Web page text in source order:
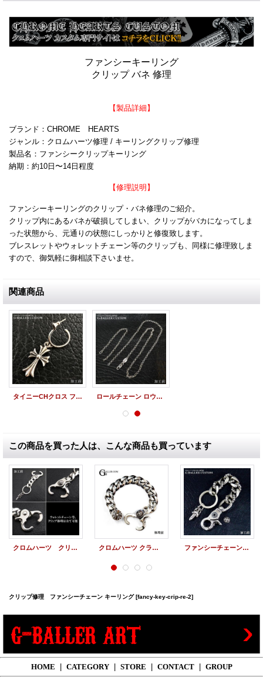
ファンシーキーリング
クリップ バネ 修理
【製品詳細】
ブランド：CHROME HEARTS
ジャンル：クロムハーツ修理 / キーリングクリップ修理
製品名：ファンシークリップキーリング
納期：約10日〜14日程度
【修理説明】
ファンシーキーリングのクリップ・バネ修理のご紹介。
クリップ内にあるバネが破損してしまい、クリップがバカになってしま
った状態から、元通りの状態にしっかりと修復致します。
ブレスレットやウォレットチェーン等のクリップも、同様に修理致しま
すので、御気軽に御相談下さいませ。
関連商品
タイニーCHクロス フープイヤリング 歪み修理 ロールチェーン ロウ付け 修理加工
この商品を買った人は、こんな商品も買っています
クロムハーツ クリップ 修理 キーリング ウォレットチェーン バネ修理 加工 クロムハーツ クラシックリンクチェーン クリップ ブレスレット クリップバネ 交換修理 ファンシーチェーン キーリング ロング クロスボール ロウ付加工
クリップ修理 ファンシーチェーン キーリング[fancy-key-crip-re-2]
HOME CATEGORY STORE CONTACT GROUP